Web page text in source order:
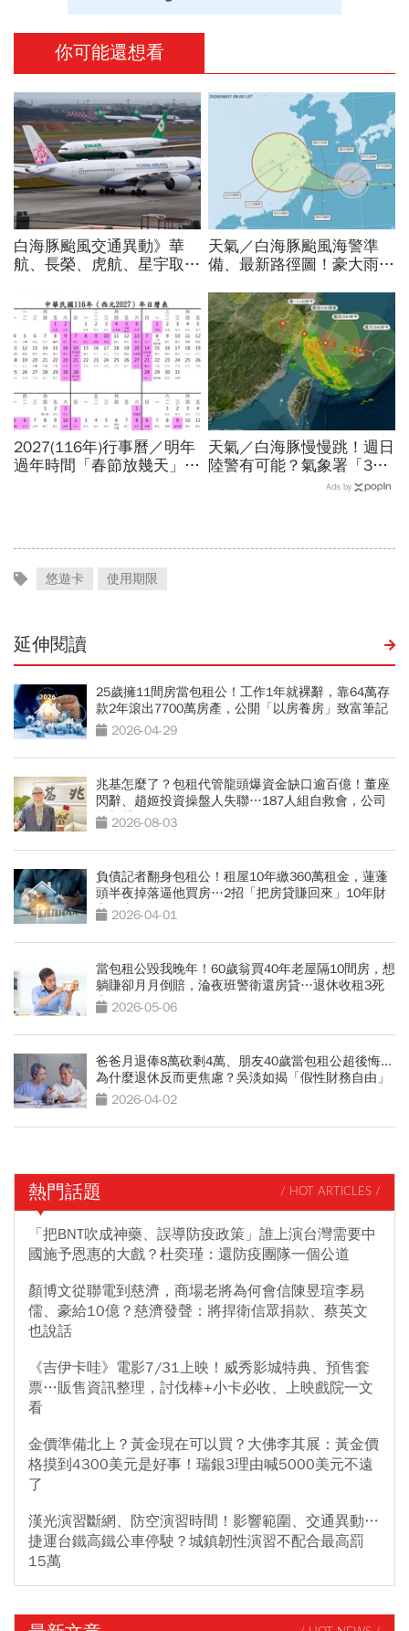
你可能還想看
白海豚颱風交通異動》華
航、長榮、虎航、星宇取消
飛沖繩！台鐵高鐵公路管制
不斷更新
天氣／白海豚颱風海警準
備、最新路徑圖！豪大雨紫
颱風假機率多大，10日報
先看
2027(116年)行事曆／明年
過年時間「春節放幾天」、
天氣／白海豚慢慢跳！週日
陸警有可能？氣象署「3字
回應」...最新風雨預測，6
Ads by
悠遊卡 使用期限
延伸閱讀
25歲擁11間房當包租公！工作1年就裸辭，靠64萬存
款2年滾出7700萬房產，公開「以房養房」致富筆記
2026-04-29
兆基怎麼了？包租代管龍頭爆資金缺口逾百億！董座
閃辭、趙姬投資操盤人失聯…187人組自救會，公司
最新聲明
2026-08-03
負債記者翻身包租公！租屋10年繳360萬租金，蓮蓬
頭半夜掉落逼他買房…2招「把房貸賺回來」10年財
富自由
2026-04-01
當包租公毀我晚年！60歲翁買40年老屋隔10間房，想
躺賺卻月月倒賠，淪夜班警衛還房貸…退休收租3死
穴 2026-05-06
爸爸月退俸8萬砍剩4萬、朋友40歲當包租公超後悔...
為什麼退休反而更焦慮？吳淡如揭「假性財務自由」
5大危機
2026-04-02
熱門話題 / HOT ARTICLES /
「把BNT吹成神藥、誤導防疫政策」誰上演台灣需要中
國施予恩惠的大戲？杜奕瑾：還防疫團隊一個公道
顏博文從聯電到慈濟，商場老將為何會信陳昱瑄李易
儒、豪給10億？慈濟發聲：將捍衛信眾捐款、蔡英文
也說話
《吉伊卡哇》電影7/31上映！威秀影城特典、預售套
票…販售資訊整理，討伐棒+小卡必收、上映戲院一文
看
金價準備北上？黃金現在可以買？大佛李其展：黃金價
格摸到4300美元是好事！瑞銀3理由喊5000美元不遠
了
漢光演習斷網、防空演習時間！影響範圍、交通異動…
捷運台鐵高鐵公車停駛？城鎮韌性演習不配合最高罰
15萬